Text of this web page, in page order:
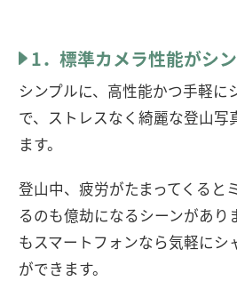
1．標準カメラ性能がシ
シンプルに、高性能かつ手軽に
で、ストレスなく綺麗な登山写
ます。
登山中、疲労がたまってくると
るのも億劫になるシーンがあり
もスマートフォンなら気軽にシ
ができます。